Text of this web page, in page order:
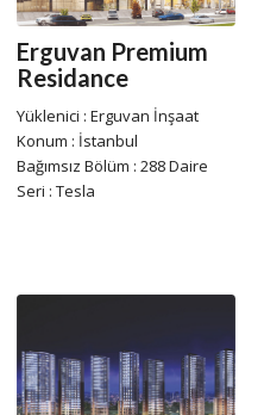
Erguvan Premium
Residance
Yüklenici : Erguvan İnşaat
Konum : İstanbul
Bağımsız Bölüm : 288 Daire
Seri : Tesla